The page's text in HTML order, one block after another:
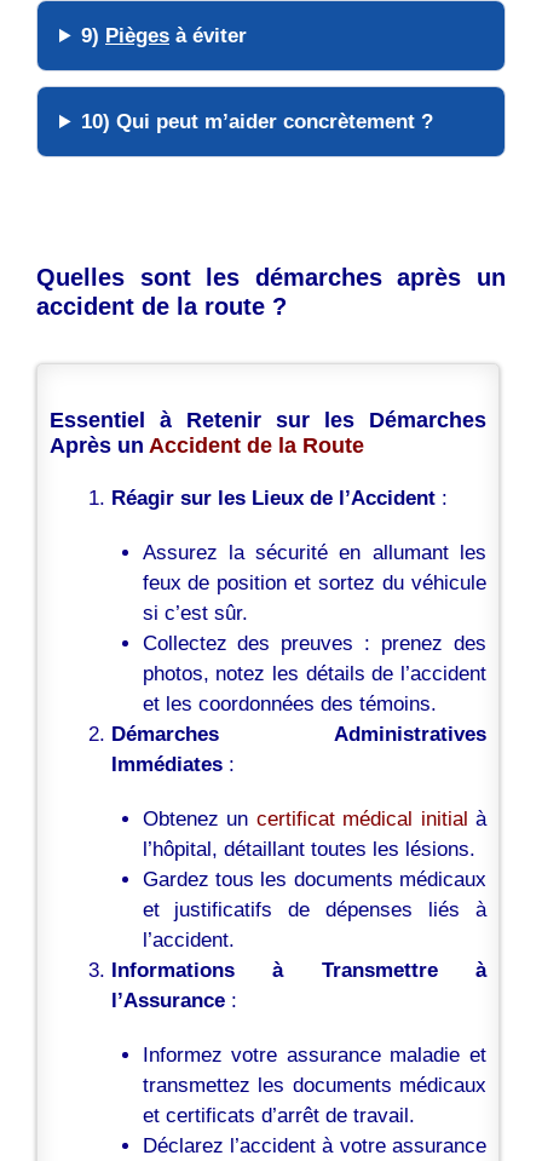
9) Pièges à éviter
10) Qui peut m’aider concrètement ?
Quelles sont les démarches après un
accident de la route ?
Essentiel à Retenir sur les Démarches
Après un Accident de la Route
Réagir sur les Lieux de l’Accident :
Assurez la sécurité en allumant les
feux de position et sortez du véhicule
si c’est sûr.
Collectez des preuves : prenez des
photos, notez les détails de l’accident
et les coordonnées des témoins.
Démarches Administratives
Immédiates :
Obtenez un certificat médical initial à
l’hôpital, détaillant toutes les lésions.
Gardez tous les documents médicaux
et justificatifs de dépenses liés à
l’accident.
Informations à Transmettre à
l’Assurance :
Informez votre assurance maladie et
transmettez les documents médicaux
et certificats d’arrêt de travail.
Déclarez l’accident à votre assurance